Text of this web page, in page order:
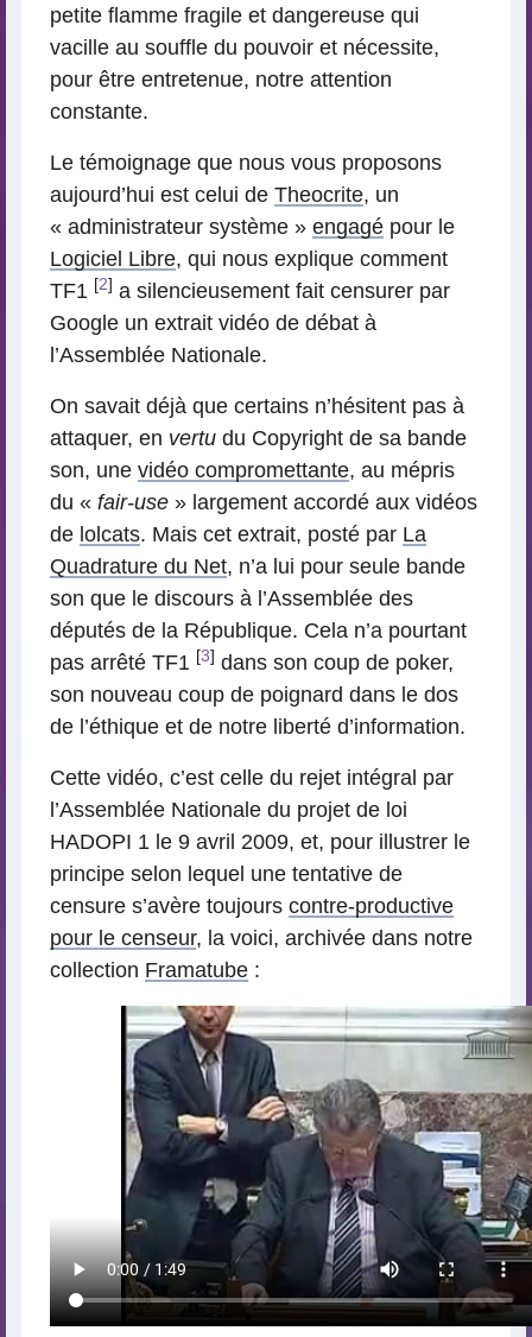
petite flamme fragile et dangereuse qui
vacille au souffle du pouvoir et nécessite,
pour être entretenue, notre attention
constante.
Le témoignage que nous vous proposons
aujourd’hui est celui de Theocrite, un
« administrateur système » engagé pour le
Logiciel Libre, qui nous explique comment
TF1 [2] a silencieusement fait censurer par
Google un extrait vidéo de débat à
l’Assemblée Nationale.
On savait déjà que certains n’hésitent pas à
attaquer, en vertu du Copyright de sa bande
son, une vidéo compromettante, au mépris
du « fair-use » largement accordé aux vidéos
de lolcats. Mais cet extrait, posté par La
Quadrature du Net, n’a lui pour seule bande
son que le discours à l’Assemblée des
députés de la République. Cela n’a pourtant
pas arrêté TF1 [3] dans son coup de poker,
son nouveau coup de poignard dans le dos
de l’éthique et de notre liberté d’information.
Cette vidéo, c’est celle du rejet intégral par
l’Assemblée Nationale du projet de loi
HADOPI 1 le 9 avril 2009, et, pour illustrer le
principe selon lequel une tentative de
censure s’avère toujours contre-productive
pour le censeur, la voici, archivée dans notre
collection Framatube :